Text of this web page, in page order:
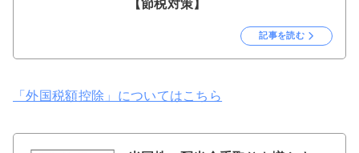
【節税対策】
記事を読む
「外国税額控除」についてはこちら